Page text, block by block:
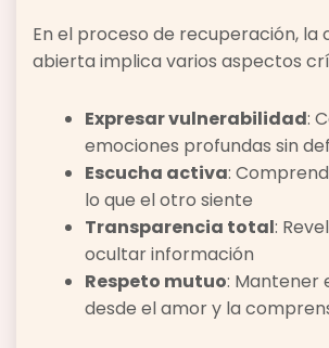
En el proceso de recuperación, la
abierta implica varios aspectos
Expresar vulnerabilidad:
emociones profundas sin
Escucha activa:
lo que el otro siente
Transparencia total:
ocultar información
Respeto mutuo: Mantener
desde el amor y la